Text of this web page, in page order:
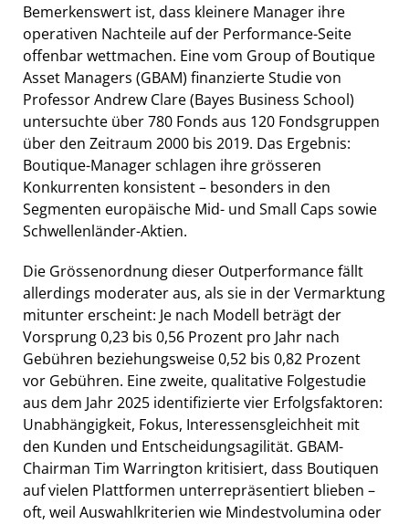
Bemerkenswert ist, dass kleinere Manager ihre
operativen Nachteile auf der Performance-Seite
offenbar wettmachen. Eine vom Group of Boutique
Asset Managers (GBAM) finanzierte Studie von
Professor Andrew Clare (Bayes Business School)
untersuchte über 780 Fonds aus 120 Fondsgruppen
über den Zeitraum 2000 bis 2019. Das Ergebnis:
Boutique-Manager schlagen ihre grösseren
Konkurrenten konsistent – besonders in den
Segmenten europäische Mid- und Small Caps sowie
Schwellenländer-Aktien.
Die Grössenordnung dieser Outperformance fällt
allerdings moderater aus, als sie in der Vermarktung
mitunter erscheint: Je nach Modell beträgt der
Vorsprung 0,23 bis 0,56 Prozent pro Jahr nach
Gebühren beziehungsweise 0,52 bis 0,82 Prozent
vor Gebühren. Eine zweite, qualitative Folgestudie
aus dem Jahr 2025 identifizierte vier Erfolgsfaktoren:
Unabhängigkeit, Fokus, Interessensgleichheit mit
den Kunden und Entscheidungsagilität. GBAM-
Chairman Tim Warrington kritisiert, dass Boutiquen
auf vielen Plattformen unterrepräsentiert blieben –
oft, weil Auswahlkriterien wie Mindestvolumina oder